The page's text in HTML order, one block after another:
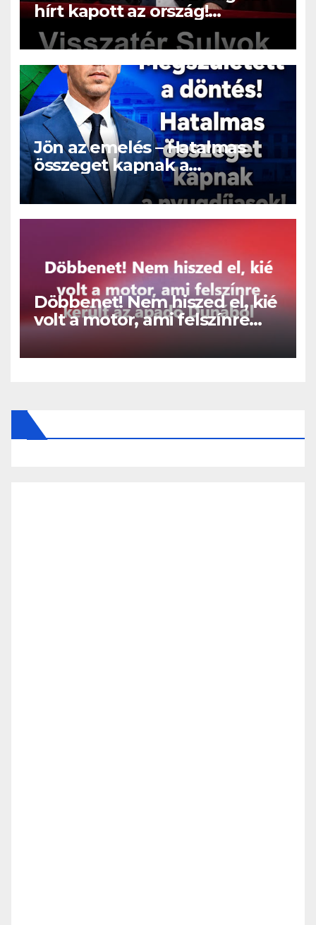
hírt kapott az ország!
Visszatérhet Sulyok Tamás!? –
ERRE senki nem volt
felkészülve:
Jön az emelés – Hatalmas
összeget kapnak a
nyugdíjasok!
Döbbenet! Nem hiszed el, kié
volt a motor, ami felszínre
került az apadó Dunából